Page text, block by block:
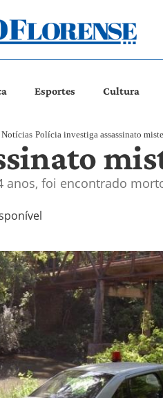
Esportes Cultura
Notícias Polícia investiga assassinato
foi encontrado